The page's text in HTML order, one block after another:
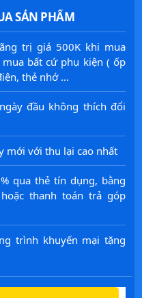
SẢN PHẨM
trị giá 500K khi mua
bất cứ phụ kiện ( ốp
thẻ nhớ ...
đầu không thích đổi
mới với thu lại cao nhất
qua thẻ tín dụng, bằng
thanh toán trả góp
trình khuyến mại tặng